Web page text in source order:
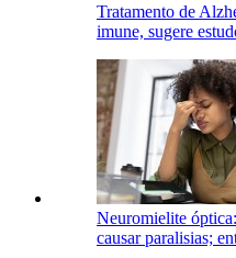
Tratamento de
imune, sugere
Neuromielite
causar paralisias;